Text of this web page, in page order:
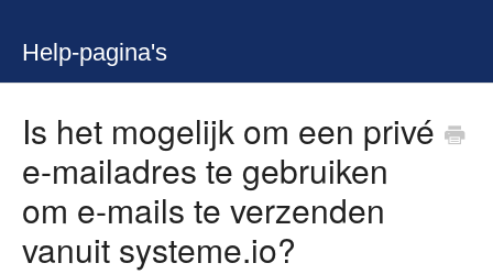
Help-pagina's
Is het mogelijk om een privé
e-mailadres te gebruiken
om e-mails te verzenden
vanuit systeme.io?